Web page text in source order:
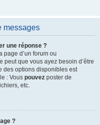
messages
une réponse ?
d’un forum ou
peut que vous ayez besoin d’être
des options disponibles est
: Vous pouvez poster de
etc.
?